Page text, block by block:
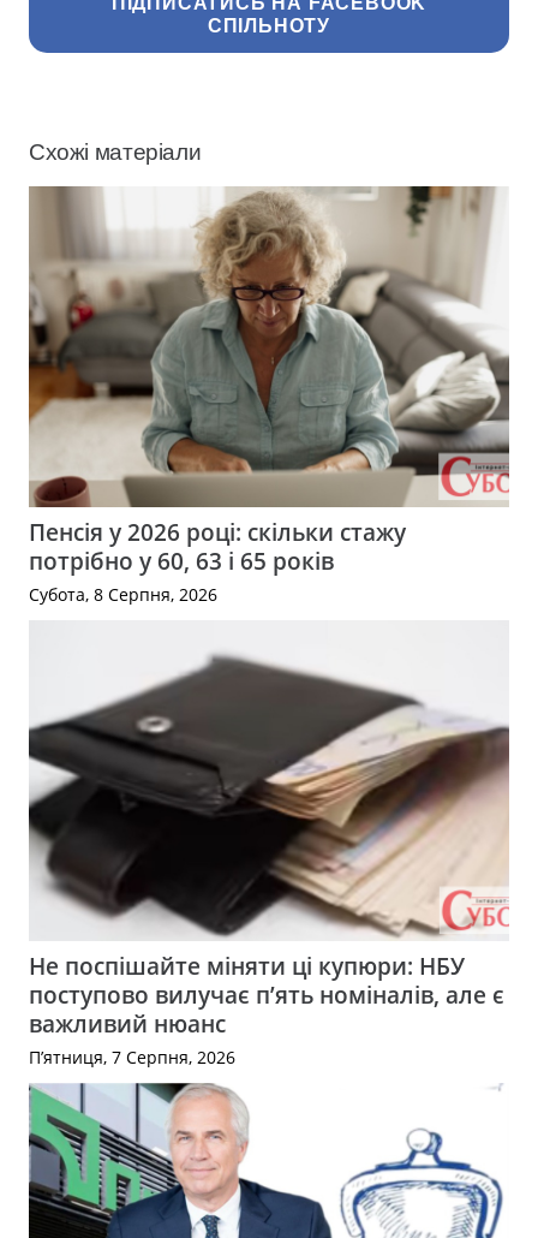
СПІЛЬНОТУ
Схожі матеріали
Пенсія у 2026 році: скільки стажу
потрібно у 60, 63 і 65 років
Субота, 8 Серпня, 2026
Не поспішайте міняти ці купюри: НБУ
поступово вилучає п’ять номіналів, але є
важливий нюанс
П’ятниця, 7 Серпня, 2026